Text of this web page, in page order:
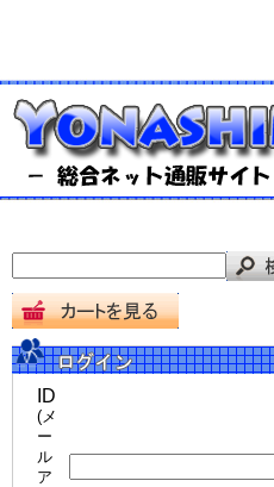
ID
(メ
ー
ル
ア